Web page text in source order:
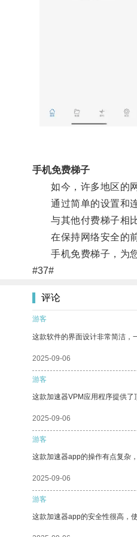
手机免费梯子
如今，许多地区的网
通过简单的设置和连
与其他付费梯子相比
在保持网络安全的前
手机免费梯子，为您
#37#
评论
游客
这款软件的界面设计非常简洁，
2025-09-06
游客
这款加速器VPM应用程序提供了
2025-09-06
游客
这款加速器app的操作有点复杂
2025-09-06
游客
这款加速器app的安全性很高，